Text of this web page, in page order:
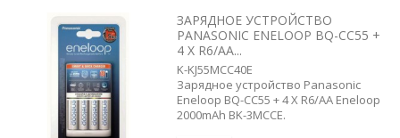
ЗАРЯДНОЕ УСТРОЙСТВО
PANASONIC ENELOOP BQ-CC55 +
4 X R6/AA...
K-KJ55MCC40E
Зарядное устройство Panasonic
Eneloop BQ-CC55 + 4 X R6/AA Eneloop
2000mAh BK-3MCCE.